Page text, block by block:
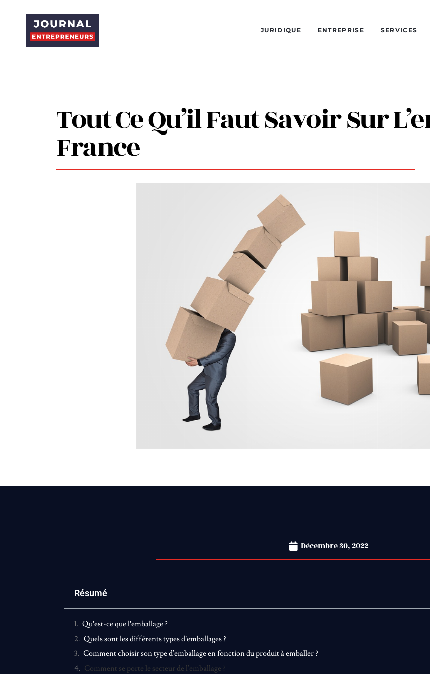
JURIDIQUE ENTREPRISE SERVICES
Tout Ce Qu’il Faut Savoir Sur
France
Décembre 30, 2022
Résumé
Qu’est-ce que l’emballage ?
Quels sont les différents types d’emballages ?
Comment choisir son type d’emballage en fonction du produit à emballer ?
Comment se porte le secteur de l’emballage ?